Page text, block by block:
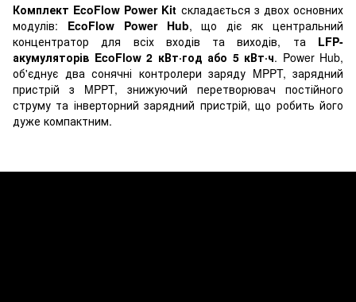
Комплект EcoFlow Power Kit складається з двох основних
модулів: EcoFlow Power Hub, що діє як центральний
концентратор для всіх входів та виходів, та LFP-
акумуляторів EcoFlow 2 кВт·год або 5 кВт·ч. Power Hub,
об'єднує два сонячні контролери заряду MPPT, зарядний
пристрій з MPPT, знижуючий перетворювач постійного
струму та інверторний зарядний пристрій, що робить його
дуже компактним.